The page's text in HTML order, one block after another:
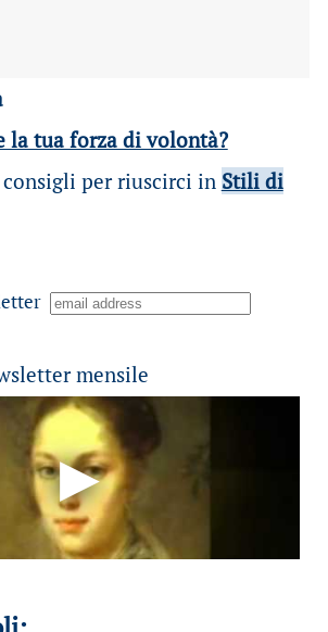
la tua forza di volontà?
per riuscirci in Stili di
mensile